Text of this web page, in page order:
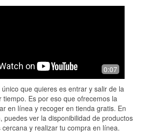
0:07
que quieres es entrar y salir de la
tiempo. Es por eso que ofrecemos la
en línea y recoger en tienda gratis. En
puedes ver la disponibilidad de productos
y realizar tu compra en línea.